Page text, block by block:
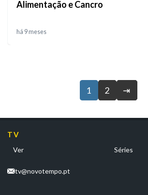
Alimentação e Cancro
há 9 meses
1 2 ⇥
TV
Ver Séries
tv@novotempo.pt